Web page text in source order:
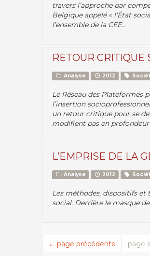
travers l’approche par
Belgique appelé « l’État
l’ensemble de la CEE...
RETOUR CRITIQUE
Analyse 2012
Le Réseau des Plateformes
l’insertion
un retour critique pour se
modifient pas en profondeur
L’EMPRISE DE LA
Analyse 2012
Les méthodes, dispositifs et
social. Derrière le masque
← page précédente page